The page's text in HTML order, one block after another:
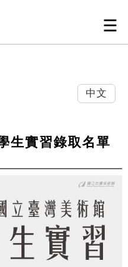
中文
生實習錄取名單